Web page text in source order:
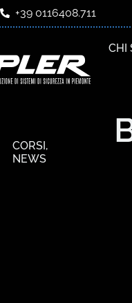
+39 0116408.711
CHI
CORSI,
NEWS